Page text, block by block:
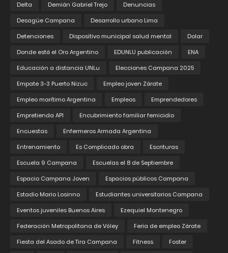
Delta
Demián Gabriel Trejo
Denuncias
Desagüe Campana
Desarrollo urbano Lima
Detenciones
Dispositivo municipal salud mental
Dolar
Donde está el Oro Argentino
EDUNLU publicación
ENA
Educación a distancia UNLu
Elecciones Campana 2025
Empate 3-3 Puerto Nizuc
Empleo joven Zárate
Empleo marítimo Argentina
Empleos
Emprendedores
Empretienda API
Encubrimiento familiar femicidio
Encuestas
Enfermeros Armada Argentina
Entrenamiento
Es Complicado obra
Escrituras
Escuela 9 Campana
Escuelas el 8 de Septiembre
Espacio Campana Joven
Espacios públicos Campana
Estadio Mario Losinno
Estudiantes universitarios Campana
Eventos juveniles Buenos Aires
Ezequiel Montenegro
Federación Metropolitana de Vóley
Feria de empleo Zárate
Fiesta del Asado de Tira Campana
Fitness
Foster